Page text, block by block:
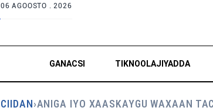
06 AGOOSTO . 2026
GANACSI TIKNOOLAJIYADDA
CIIDAN›ANIGA IYO XAASKAYGU WAXAAN